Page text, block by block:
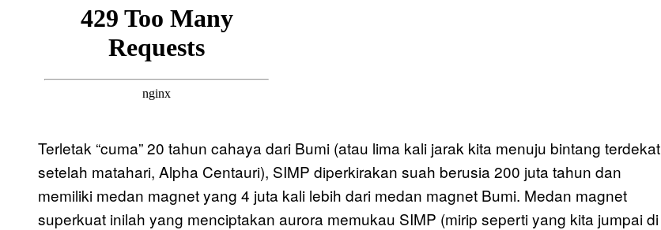
Terletak “cuma” 20 tahun cahaya dari Bumi (atau lima kali jarak kita menuju bintang terdekat
setelah matahari, Alpha Centauri), SIMP diperkirakan suah berusia 200 juta tahun dan
memiliki medan magnet yang 4 juta kali lebih dari medan magnet Bumi. Medan magnet
superkuat inilah yang menciptakan aurora memukau SIMP (mirip seperti yang kita jumpai di